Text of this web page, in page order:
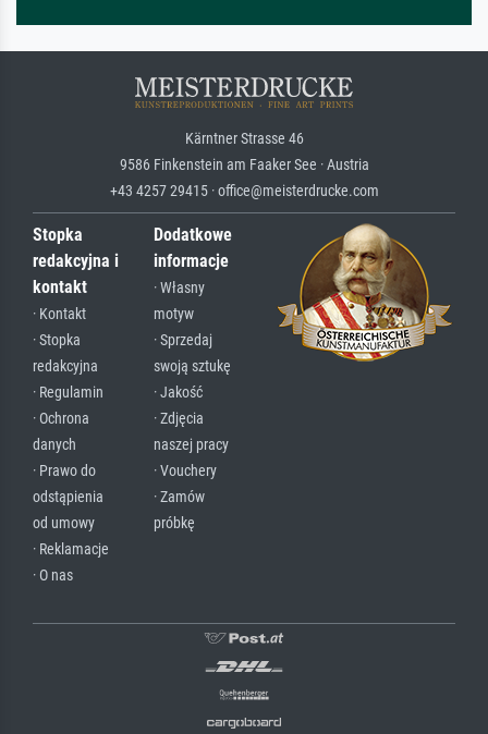
Kärntner Strasse 46
9586 Finkenstein am Faaker See · Austria
+43 4257 29415 · office@meisterdrucke.com
Stopka
redakcyjna i
kontakt
· Kontakt
· Stopka
redakcyjna
· Regulamin
· Ochrona
danych
· Prawo do
odstąpienia
od umowy
· Reklamacje
· O nas
Dodatkowe
informacje
· Własny
motyw
· Sprzedaj
swoją sztukę
· Jakość
· Zdjęcia
naszej pracy
· Vouchery
· Zamów
próbkę